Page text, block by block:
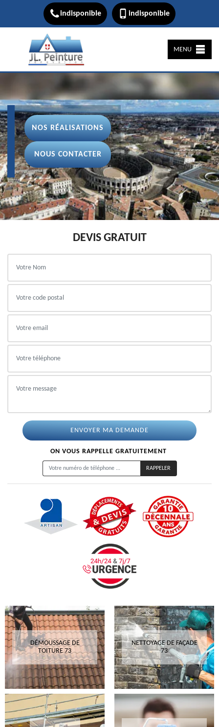
indisponible indisponible
MENU
NOS RÉALISATIONS
NOUS CONTACTER
DEVIS GRATUIT
ON VOUS RAPPELLE GRATUITEMENT
DÉMOUSSAGE DE
TOITURE 73
NETTOYAGE DE FAÇADE
73